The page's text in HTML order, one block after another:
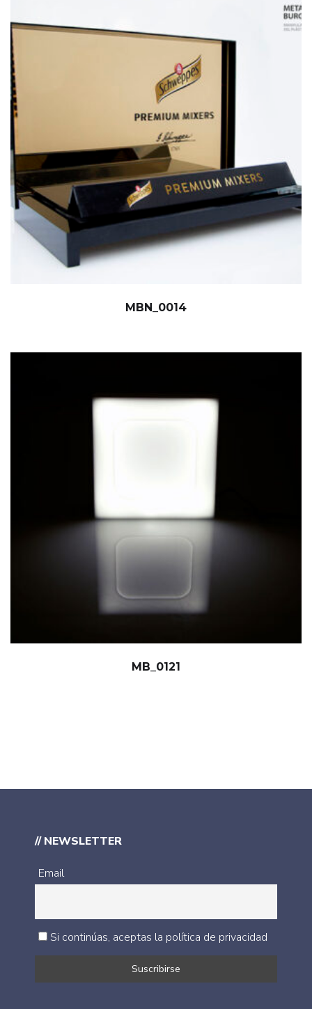
MBN_0014
MB_0121
// NEWSLETTER
Email
Si continúas, aceptas la política de privacidad